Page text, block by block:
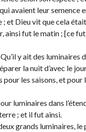
avaient leur semence
; et Dieu vit que cela
ainsi fut le matin ; [ce
y ait des luminaires
la nuit d’avec le
pour les saisons, et pour
luminaires dans
; et il fut ainsi.
grands luminaires, le